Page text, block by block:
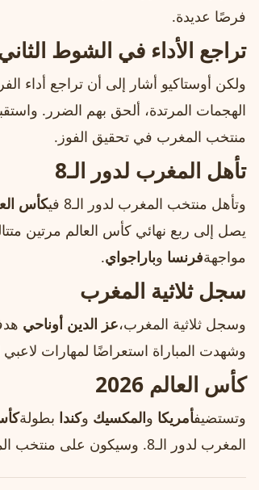
فرصًا عديدة.
تراجع الأداء في الشوط
ولكن أوستاكيو أشار إلى أن تراجع أداء
الهجمات المرتدة، ألحق بهم الضرر.
منتخب المغرب في تحقيق الفوز.
تأهل المغرب لدور الـ8
وتأهل منتخب المغرب لدور الـ8 في كأس
مواجهةفرنسا وباراجواي.
سجل ثلاثية المغرب
وسجل ثلاثية المغرب،عز الدين أوناحي
وشهدت المباراة استعراضًا لمهارات
كأس العالم 2026
وتستضيفأمريكا والمكسيك وكندا بطولةكأس
المغرب لدور الـ8. وسيكون على منتخب المغرب الفوز في المباراة المقبلة للوصول إلى نصف النهائي.